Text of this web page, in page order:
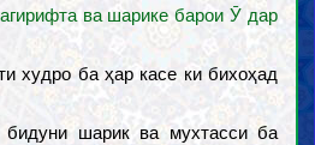
ва шарике барои Ӯ дар
худро ба ҳар касе ки бихоҳад
бидуни шарик ва мухтасси ба